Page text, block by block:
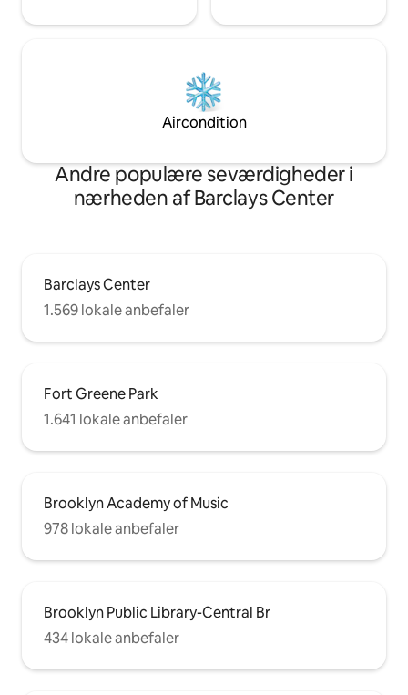
Aircondition
Andre populære seværdigheder i
nærheden af Barclays Center
Barclays Center
1.569 lokale anbefaler
Fort Greene Park
1.641 lokale anbefaler
Brooklyn Academy of Music
978 lokale anbefaler
Brooklyn Public Library-Central Br
434 lokale anbefaler